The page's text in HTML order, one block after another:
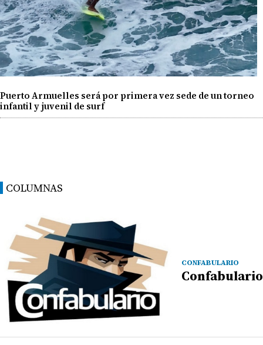
Puerto Armuelles será por primera vez sede de un torneo
infantil y juvenil de surf
COLUMNAS
CONFABULARIO
Confabulario